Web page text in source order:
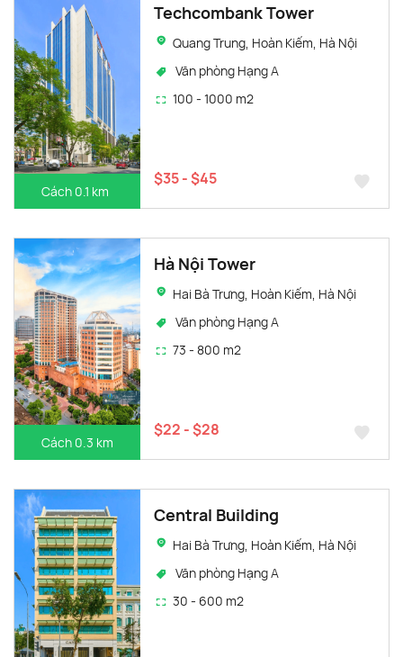
Cách 0.1 km
Techcombank Tower
Quang Trung, Hoàn Kiếm, Hà Nội
Văn phòng Hạng A
100 - 1000 m2
$35 - $45
Cách 0.3 km
Hà Nội Tower
Hai Bà Trưng, Hoàn Kiếm, Hà Nội
Văn phòng Hạng A
73 - 800 m2
$22 - $28
Central Building
Hai Bà Trưng, Hoàn Kiếm, Hà Nội
Văn phòng Hạng A
30 - 600 m2